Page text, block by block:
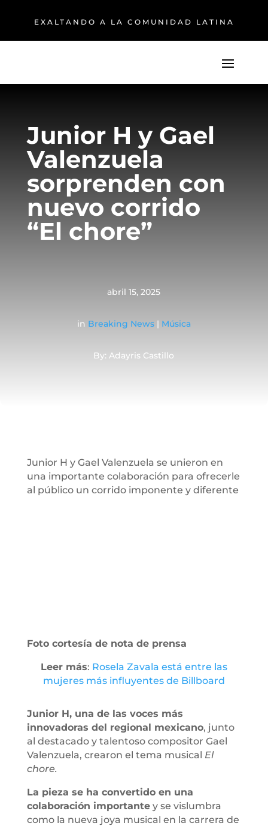
EXALTANDO A LA COMUNIDAD LATINA
Junior H y Gael
Valenzuela
sorprenden con
nuevo corrido
“El chore”
abril 15, 2025
in Breaking News| Música
By: Adayris Castillo
Junior H y Gael Valenzuela se unieron en
una importante colaboración para ofrecerle
al público un corrido imponente y diferente
Foto cortesía de nota de prensa
Leer más: Rosela Zavala está entre las
mujeres más influyentes de Billboard
Junior H, una de las voces más
innovadoras del regional mexicano, junto
al destacado y talentoso compositor Gael
Valenzuela, crearon el tema musical El
chore.
La pieza se ha convertido en una
colaboración importantey se vislumbra
como la nueva joya musical en la carrera de